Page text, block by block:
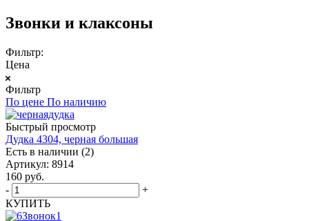
Звонки и клаксоны
Фильтр:
Цена
Фильтр
По цене По наличию
Быстрый просмотр
Дудка 4304, черная большая
Есть в наличии (2)
Артикул: 8914
160 руб.
-
+
КУПИТЬ